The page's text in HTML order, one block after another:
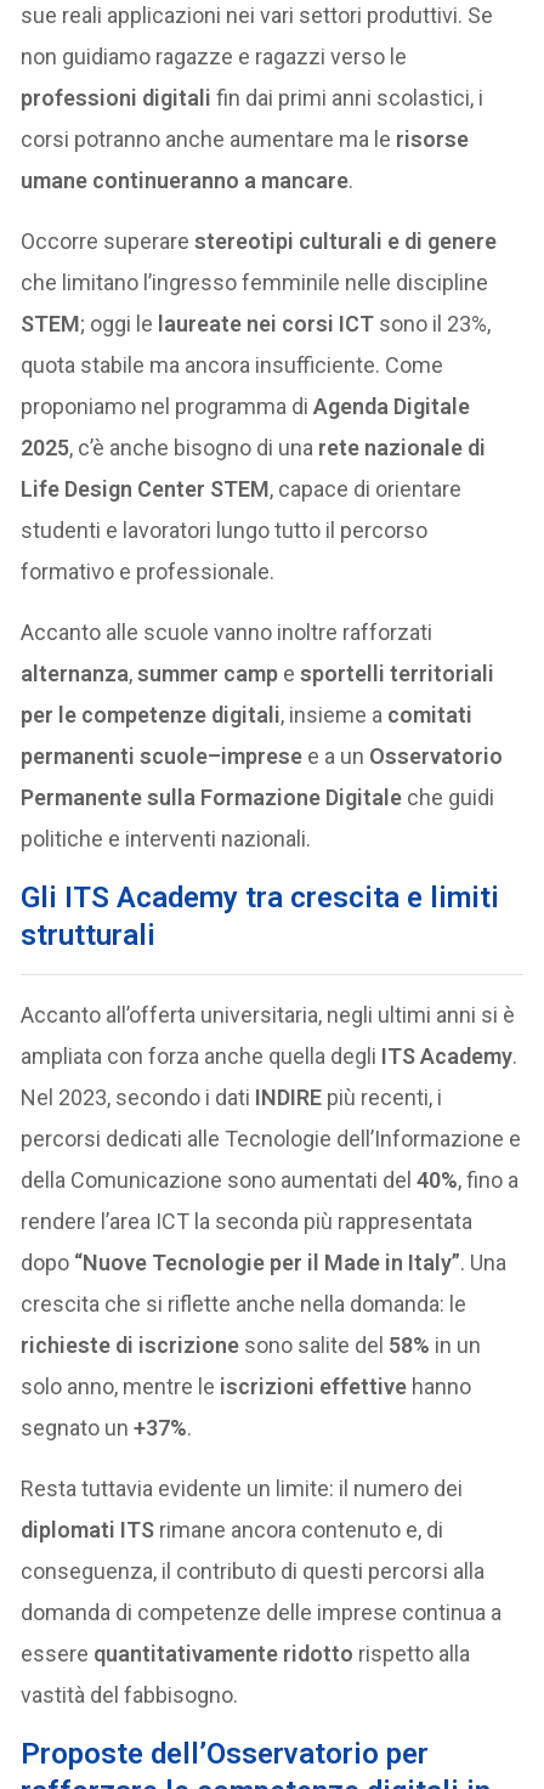
sue reali applicazioni nei vari settori produttivi. Se
non guidiamo ragazze e ragazzi verso le
professioni digitali fin dai primi anni scolastici, i
corsi potranno anche aumentare ma le risorse
umane continueranno a mancare.
Occorre superarestereotipi culturali e di genere
che limitano l’ingresso femminile nelle discipline
STEM; oggi le laureate nei corsi ICT sono il 23%,
quota stabile ma ancora insufficiente. Come
proponiamo nel programma diAgenda Digitale
2025, c’è anche bisogno di una rete nazionale di
Life Design Center STEM, capace di orientare
studenti e lavoratori lungo tutto il percorso
formativo e professionale.
Accanto alle scuole vanno inoltre rafforzati
alternanza,summer camp esportelli territoriali
per le competenze digitali, insieme a comitati
permanenti scuole–imprese e a un Osservatorio
Permanente sulla Formazione Digitale che guidi
politiche e interventi nazionali.
Gli ITS Academy tra crescita e limiti
strutturali
Accanto all’offerta universitaria, negli ultimi anni si è
ampliata con forza anche quella degli ITS Academy.
Nel 2023, secondo i dati INDIRE più recenti, i
percorsi dedicati alle Tecnologie dell’Informazione e
della Comunicazione sono aumentati del40%, fino a
rendere l’area ICT la seconda più rappresentata
dopo “Nuove Tecnologie per il Made in Italy”. Una
crescita che si riflette anche nella domanda: le
richieste di iscrizione sono salite del 58% in un
solo anno, mentre le iscrizioni effettive hanno
segnato un+37%.
Resta tuttavia evidente un limite: il numero dei
diplomati ITS rimane ancora contenuto e, di
conseguenza, il contributo di questi percorsi alla
domanda di competenze delle imprese continua a
essere quantitativamente ridotto rispetto alla
vastità del fabbisogno.
Proposte dell’Osservatorio per